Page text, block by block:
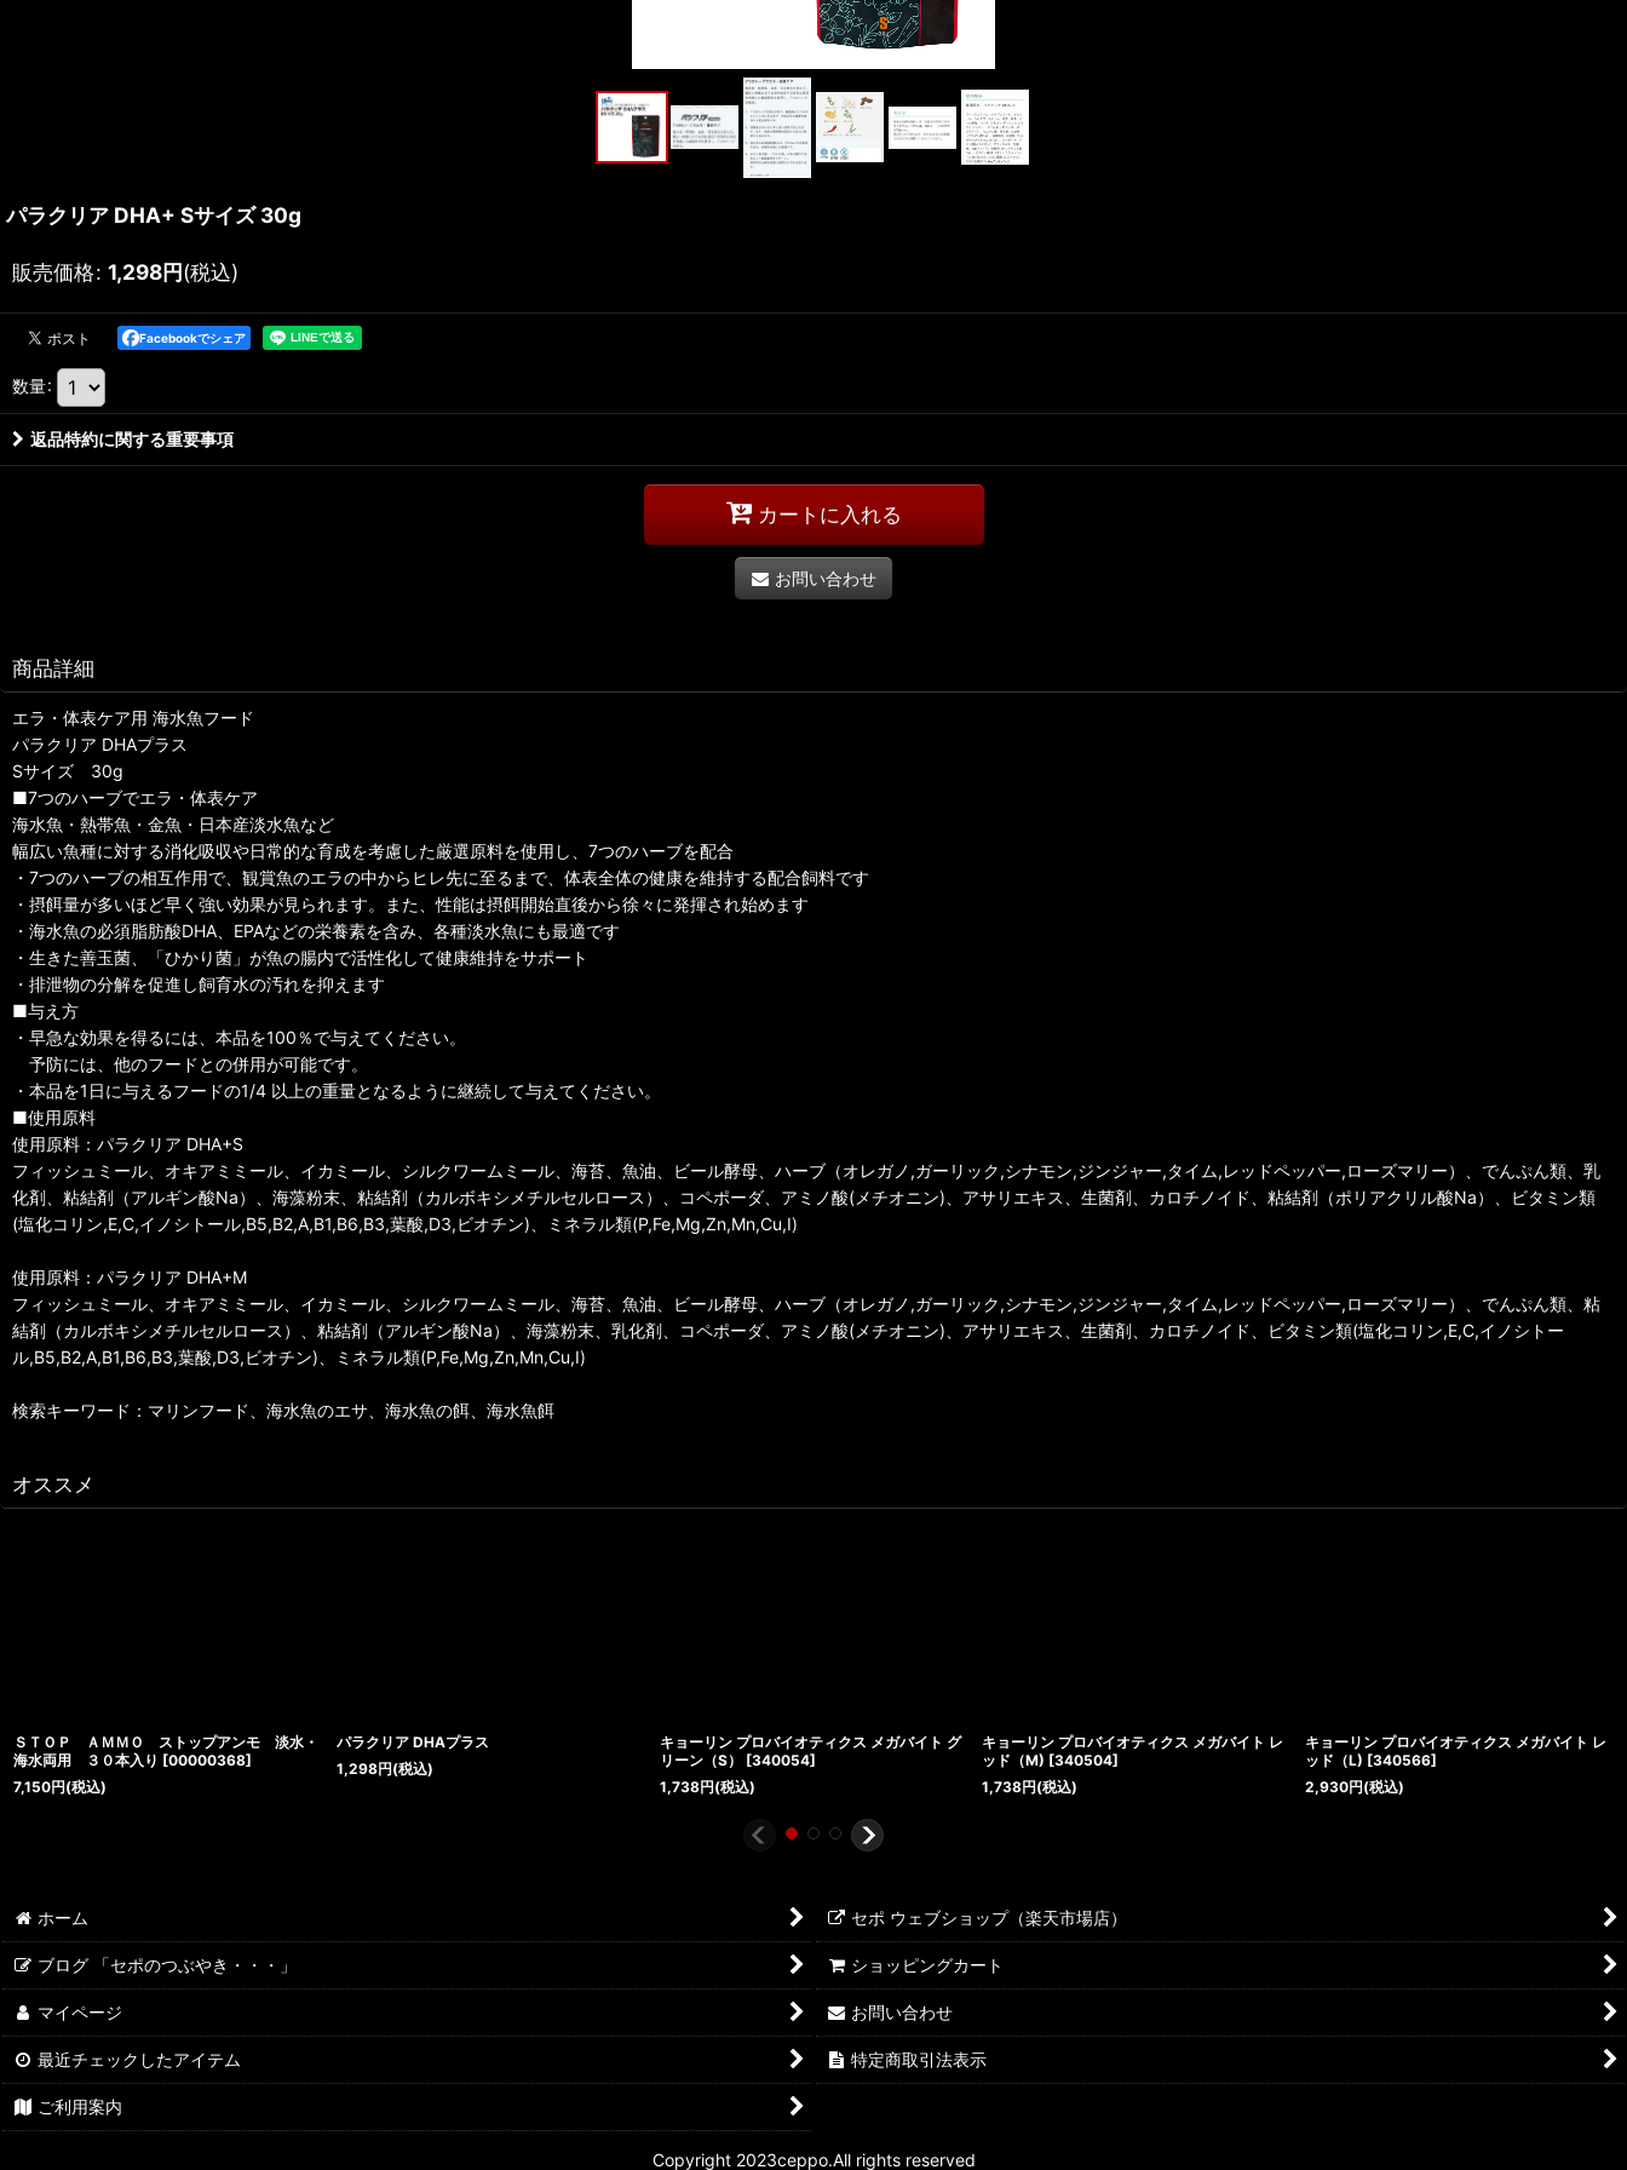
パラクリア DHA+ Sサイズ 30g
販売価格: 1,298円(税込)
Facebookでシェア
数量:
返品特約に関する重要事項
カートに入れる
お問い合わせ
商品詳細
エラ・体表ケア用 海水魚フード
パラクリア DHAプラス
Sサイズ 30g
■7つのハーブでエラ・体表ケア
海水魚・熱帯魚・金魚・日本産淡水魚など
幅広い魚種に対する消化吸収や日常的な育成を考慮した厳選原料を使用し、7つのハーブを配合
・7つのハーブの相互作用で、観賞魚のエラの中からヒレ先に至るまで、体表全体の健康を維持する配合飼料です
・摂餌量が多いほど早く強い効果が見られます。また、性能は摂餌開始直後から徐々に発揮され始めます
・海水魚の必須脂肪酸DHA、EPAなどの栄養素を含み、各種淡水魚にも最適です
・生きた善玉菌、「ひかり菌」が魚の腸内で活性化して健康維持をサポート
・排泄物の分解を促進し飼育水の汚れを抑えます
■与え方
・早急な効果を得るには、本品を100％で与えてください。
予防には、他のフードとの併用が可能です。
・本品を1日に与えるフードの1/4 以上の重量となるように継続して与えてください。
■使用原料
使用原料：パラクリア DHA+S
フィッシュミール、オキアミミール、イカミール、シルクワームミール、海苔、魚油、ビール酵母、ハーブ（オレガノ,ガーリック,シナモン,ジンジャー,タイム,レッドペッパー,ローズマリー）、でんぷん類、乳
化剤、粘結剤（アルギン酸Na）、海藻粉末、粘結剤（カルボキシメチルセルロース）、コペポーダ、アミノ酸(メチオニン)、アサリエキス、生菌剤、カロチノイド、粘結剤（ポリアクリル酸Na）、ビタミン類
(塩化コリン,E,C,イノシトール,B5,B2,A,B1,B6,B3,葉酸,D3,ビオチン)、ミネラル類(P,Fe,Mg,Zn,Mn,Cu,I)
使用原料：パラクリア DHA+M
フィッシュミール、オキアミミール、イカミール、シルクワームミール、海苔、魚油、ビール酵母、ハーブ（オレガノ,ガーリック,シナモン,ジンジャー,タイム,レッドペッパー,ローズマリー）、でんぷん類、粘
結剤（カルボキシメチルセルロース）、粘結剤（アルギン酸Na）、海藻粉末、乳化剤、コペポーダ、アミノ酸(メチオニン)、アサリエキス、生菌剤、カロチノイド、ビタミン類(塩化コリン,E,C,イノシトー
ル,B5,B2,A,B1,B6,B3,葉酸,D3,ビオチン)、ミネラル類(P,Fe,Mg,Zn,Mn,Cu,I)
検索キーワード：マリンフード、海水魚のエサ、海水魚の餌、海水魚餌
オススメ
ＳＴＯＰ ＡＭＭＯ ストップアンモ 淡水・
海水両用 ３０本入り [00000368]
7,150円(税込)
パラクリア DHAプラス
1,298円(税込)
キョーリン プロバイオティクス メガバイト グ
リーン（S）
[340054]
1,738円(税込)
キョーリン プロバイオティクス メガバイト レ
ッド（M) [340504]
1,738円(税込)
キョーリン プロバイオティクス メガバイト レ
ッド（L) [340566]
2,930円(税込)
ホーム セポ ウェブショップ（楽天市場店）
ブログ 「セポのつぶやき・・・」 ショッピングカート
マイページ お問い合わせ
最近チェックしたアイテム 特定商取引法表示
ご利用案内
Copyright 2023ceppo.All rights reserved